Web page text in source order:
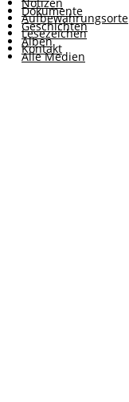
Dokumente
Geschichten
Alben
Alle Medien
Aufbewahrungsorte
Lesezeichen
Kontakt